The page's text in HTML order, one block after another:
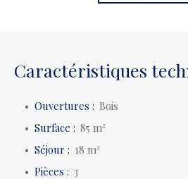
Caractéristiques
Ouvertures : Bois
Surface : 85m²
Séjour : 18m²
Pièces : 3